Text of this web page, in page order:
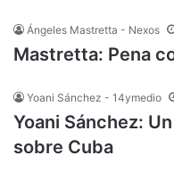
Ángeles Mastretta - Nexos
Mastretta: Pena
Yoani Sánchez - 14ymedio
Yoani Sánchez:
sobre Cuba